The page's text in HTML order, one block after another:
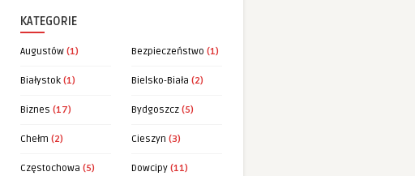
KATEGORIE
Augustów (1) Bezpieczeństwo (1)
Białystok (1) Bielsko-Biała (2)
Biznes (17) Bydgoszcz (5)
Chełm (2) Cieszyn (3)
Częstochowa (5) Dowcipy (11)